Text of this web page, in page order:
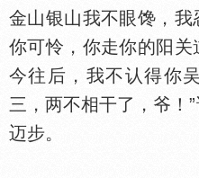
金山银山我不眼馋，
你可怜，你走你的阳
今往后，我不认得你
三，两不相干了，爷！
迈步。